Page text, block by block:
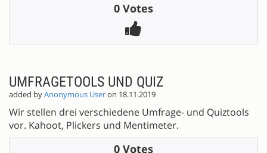
0 Votes
UMFRAGETOOLS UND QUIZ
added byAnonymous Useron 18.11.2019
Wir stellen drei verschiedene Umfrage- und Quiztools
vor. Kahoot, Plickers und Mentimeter.
0 Votes